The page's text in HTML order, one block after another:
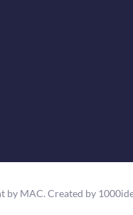
by MAC. Created by